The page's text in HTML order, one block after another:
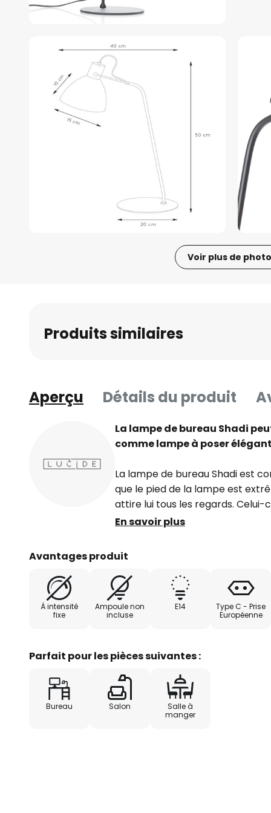
Voir plus de
Produits similaires
Aperçu Détails du produit
La lampe de bureau Shadi
comme lampe à poser
La lampe de bureau Shadi est
que le pied de la lampe est
attire lui tous les regards.
également être réglé
Shadi peut également être
En savoir plus
Avantages produit
À intensité
fixe
Ampoule non
incluse
E14
Type C - Prise
Européenne
Parfait pour les pièces suivantes :
Bureau Salon
Salle à
manger